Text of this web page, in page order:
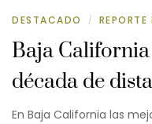
DESTACADO / REPORTE
Baja California
década de
En Baja California las